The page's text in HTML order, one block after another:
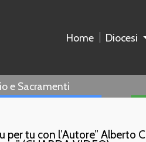
Home Diocesi
e Sacramenti
per tu con l’Autore” Alberto